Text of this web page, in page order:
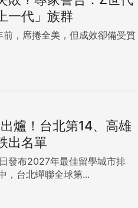
一代」族群
，席捲全美，但成效卻備受質
爐！台北第14、高雄
出名單
發布2027年最佳留學城市排
，台北蟬聯全球第...